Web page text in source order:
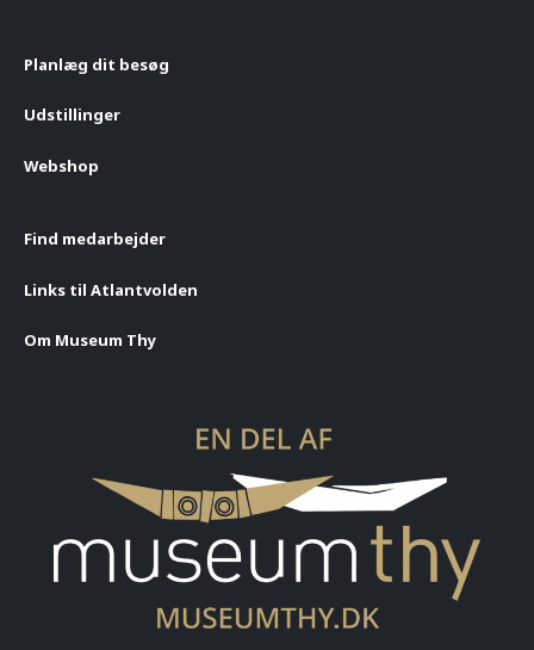
Planlæg dit besøg
Udstillinger
Webshop
Find medarbejder
Links til Atlantvolden
Om Museum Thy